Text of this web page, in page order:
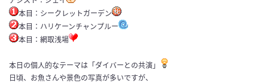
本目：シークレットガーデン
本目：ハリケーンチャンプルー
本目：網取浅場
本日の個人的なテーマは「ダイバーとの共演」
日頃、お魚さんや景色の写真が多いですが、